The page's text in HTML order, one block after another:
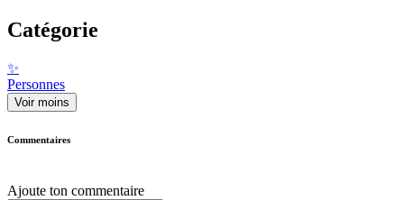
Catégorie
✨
Personnes
Voir moins
Commentaires
Ajoute ton commentaire